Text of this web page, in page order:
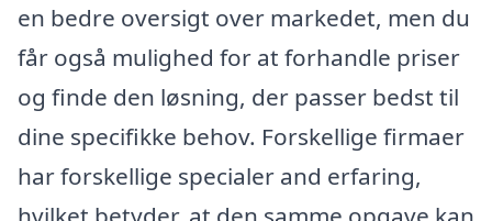
en bedre oversigt over markedet, men du
får også mulighed for at forhandle priser
og finde den løsning, der passer bedst til
dine specifikke behov. Forskellige firmaer
har forskellige specialer and erfaring,